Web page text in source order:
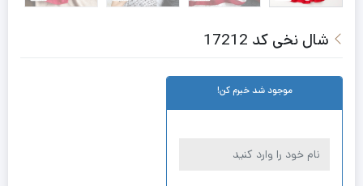
شال نخی کد 17212
موجود شد خبرم کن!